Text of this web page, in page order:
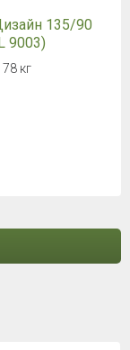
135/90
9003)
кг